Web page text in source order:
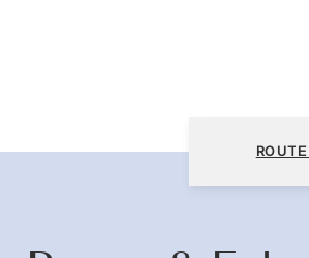
San Cristóbal, Galápagos